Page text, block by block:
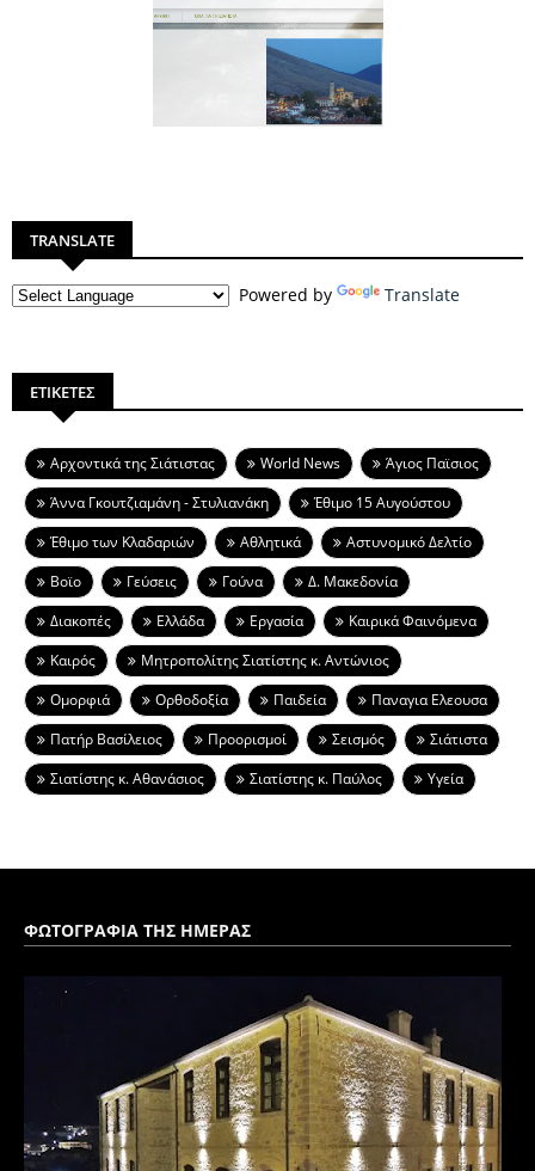
TRANSLATE
Powered by Translate
ΕΤΙΚΕΤΕΣ
Aρχοντικά της Σιάτιστας World News
Άγιος Παϊσιος
Άννα Γκουτζιαμάνη - Στυλιανάκη
Έθιμο 15 Αυγούστου
Έθιμο των Κλαδαριών
Αθλητικά
Αστυνομικό Δελτίο
Βοϊο
Γεύσεις Γούνα
Δ. Μακεδονία
Διακοπές
Ελλάδα Εργασία
Καιρικά Φαινόμενα
Καιρός
Μητροπολίτης Σιατίστης κ. Αντώνιος
Ομορφιά
Ορθοδοξία Παιδεία
Παναγια Ελεουσα
Πατήρ Βασίλειος
Προορισμοί Σεισμός
Σιάτιστα
Σιατίστης κ. Αθανάσιος
Σιατίστης κ. Παύλος Υγεία
ΦΩΤΟΓΡΑΦΙΑ ΤΗΣ ΗΜΕΡΑΣ